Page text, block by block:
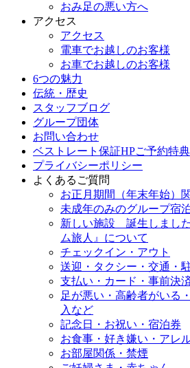
おみ足の悪い方へ
アクセス
アクセス
電車でお越しのお客様
お車でお越しのお客様
6つの魅力
伝統・歴史
スタッフブログ
グループ団体
お問い合わせ
ベストレート保証HPご予約特典
プライバシーポリシー
よくあるご質問
お正月期間（年末年始）
未成年のみのグループ宿
新しい施設 誕生しました
ム旅人』について
チェックイン・アウト
送迎・タクシー・交通・
支払い・カード・事前決
足が悪い・高齢者がいる
入など
記念日・お祝い・宿泊券
お食事・好き嫌い・アレ
お部屋関係・禁煙